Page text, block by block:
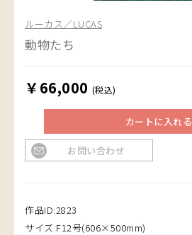
ルーカス／LUCAS
動物たち
￥66,000 (税込)
カートに入れる
お問い合わせ
作品ID:2823
サイズ:F12号(606×500mm)